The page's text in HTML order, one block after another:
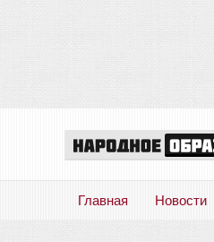
Главная Новости